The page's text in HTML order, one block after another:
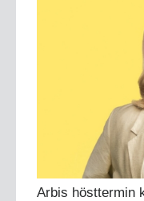
Arbis hösttermin